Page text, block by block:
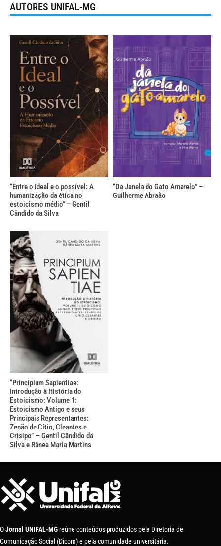
AUTORES UNIFAL-MG
“Entre o ideal e o possível: A
humanização da ética no
estoicismo médio” – Gentil
Cândido da Silva
“Da Janela do Gato Amarelo” –
Guilherme Abraão
“Principium Sapientiae:
Introdução à História do
Estoicismo: Volume 1:
Estoicismo Antigo e seus
Principais Representantes:
Zenão de Cítio, Cleantes e
Crisipo” — Gentil Cândido da
Silva e Rânea Maria Martins
OJornal UNIFAL-MG reúne conteúdos produzidos pela Diretoria de
Comunicação Social (Dicom) e pela comunidade universitária.